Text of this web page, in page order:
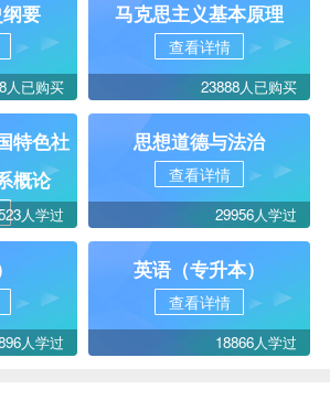
要
人已购买
马克思主义基本原理
查看详情
23888人已购买
特色社
概论
人学过
思想道德与法治
查看详情
29956人学过
人学过
英语（专升本）
查看详情
18866人学过